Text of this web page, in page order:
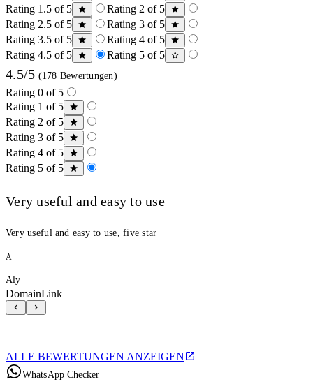
Rating 1.5 of 5
Rating 2 of 5
Rating 2.5 of 5
Rating 3 of 5
Rating 3.5 of 5
Rating 4 of 5
Rating 4.5 of 5
Rating 5 of 5
4.5/5 (178 Bewertungen)
Rating 0 of 5
Rating 1 of 5
Rating 2 of 5
Rating 3 of 5
Rating 4 of 5
Rating 5 of 5
Very useful and easy to use
Very useful and easy to use, five star
A
Aly
DomainLink
ALLE BEWERTUNGEN ANZEIGEN
WhatsApp Checker